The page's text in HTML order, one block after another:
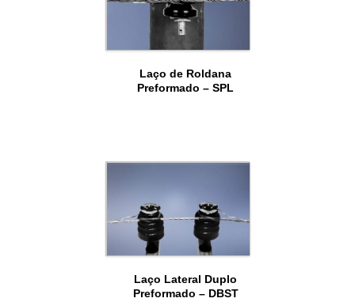
Laço de Roldana
Preformado – SPL
Laço Lateral Duplo
Preformado – DBST